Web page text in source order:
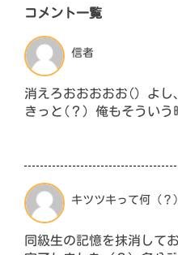
コメント一覧
信者
消えろおおおおお() よし
きっと(？) 俺もそういう
キツツキって何（？）
同級生の記憶を抹消して